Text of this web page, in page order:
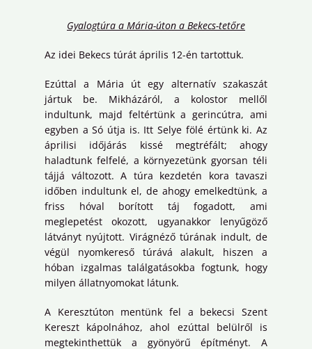
Gyalogtúra a Mária-úton a Bekecs-tetőre
Az idei Bekecs túrát április 12-én tartottuk.
Ezúttal a Mária út egy alternatív szakaszát
jártuk be. Mikházáról, a kolostor mellől
indultunk, majd feltértünk a gerincútra, ami
egyben a Só útja is. Itt Selye fölé értünk ki. Az
áprilisi időjárás kissé megtréfált; ahogy
haladtunk felfelé, a környezetünk gyorsan téli
tájjá változott. A túra kezdetén kora tavaszi
időben indultunk el, de ahogy emelkedtünk, a
friss hóval borított táj fogadott, ami
meglepetést okozott, ugyanakkor lenyűgöző
látványt nyújtott. Virágnéző túrának indult, de
végül nyomkereső túrává alakult, hiszen a
hóban izgalmas találgatásokba fogtunk, hogy
milyen állatnyomokat látunk.
A Keresztúton mentünk fel a bekecsi Szent
Kereszt kápolnához, ahol ezúttal belülről is
megtekinthettük a gyönyörű építményt. A